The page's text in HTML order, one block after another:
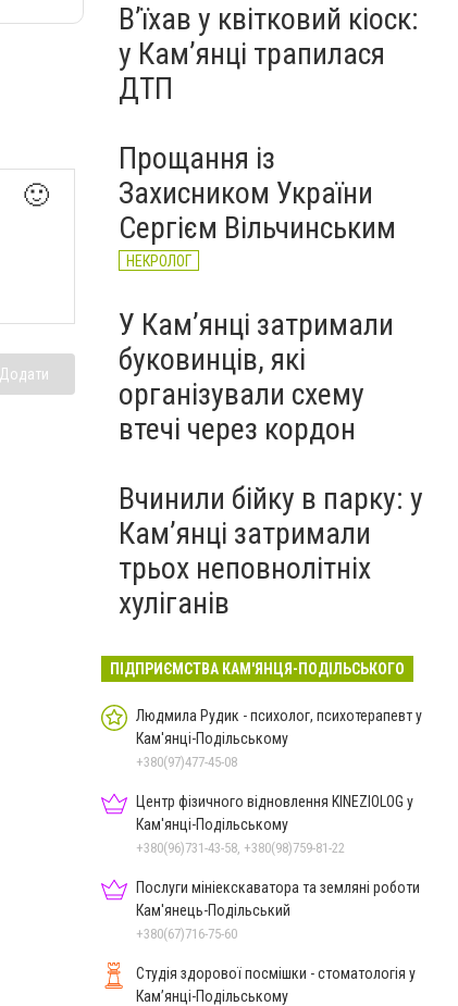
🙂
Додати
Вʼїхав у квітковий кіоск:
у Камʼянці трапилася
ДТП
Прощання із
Захисником України
Сергієм Вільчинським
НЕКРОЛОГ
У Кам’янці затримали
буковинців, які
організували схему
втечі через кордон
Вчинили бійку в парку: у
Кам’янці затримали
трьох неповнолітніх
хуліганів
ПІДПРИЄМСТВА КАМ'ЯНЦЯ-ПОДІЛЬСЬКОГО
Людмила Рудик - психолог, психотерапевт у
Кам'янці-Подільському
+380(97)477-45-08
Центр фізичного відновлення KINEZIOLOG у
Кам'янці-Подільському
+380(96)731-43-58, +380(98)759-81-22
Послуги мініекскаватора та земляні роботи
Кам'янець-Подільський
+380(67)716-75-60
Студія здорової посмішки - стоматологія у
Кам’янці-Подільському